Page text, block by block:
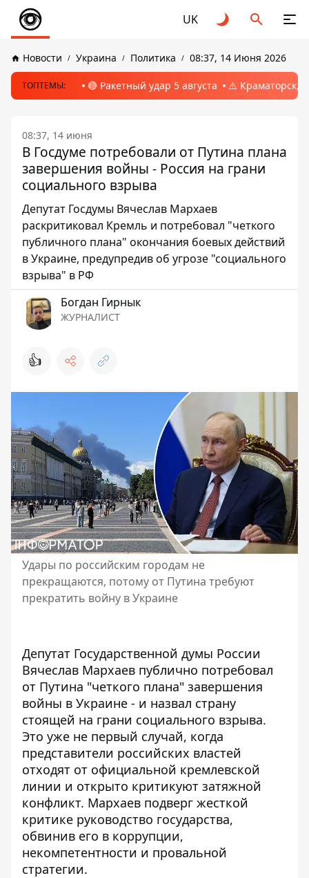
UK
Новости Украина Политика 08:37, 14 Июня 2026
ТОПТЕМЫ: 🔴 Ракетный удар 5 августа ⚠️ Краматорск,
08:37, 14 июня
В Госдуме потребовали от Путина плана
завершения войны - Россия на грани
социального взрыва
Депутат Госдумы Вячеслав Мархаев
раскритиковал Кремль и потребовал "четкого
публичного плана" окончания боевых действий
в Украине, предупредив об угрозе "социального
взрыва" в РФ
Богдан Гирнык
ЖУРНАЛИСТ
👍
Удары по российским городам не
прекращаются, потому от Путина требуют
прекратить войну в Украине
Депутат Государственной думы России
Вячеслав Мархаев публично потребовал
от Путина "четкого плана" завершения
войны в Украине - и назвал страну
стоящей на грани социального взрыва.
Это уже не первый случай, когда
представители российских властей
отходят от официальной кремлевской
линии и открыто критикуют затяжной
конфликт. Мархаев подверг жесткой
критике руководство государства,
обвинив его в коррупции,
некомпетентности и провальной
стратегии.